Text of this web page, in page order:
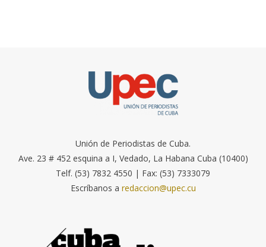
Unión de Periodistas de Cuba.
Ave. 23 # 452 esquina a I, Vedado, La Habana Cuba (10400)
Telf. (53) 7832 4550 | Fax: (53) 7333079
Escríbanos a redaccion@upec.cu